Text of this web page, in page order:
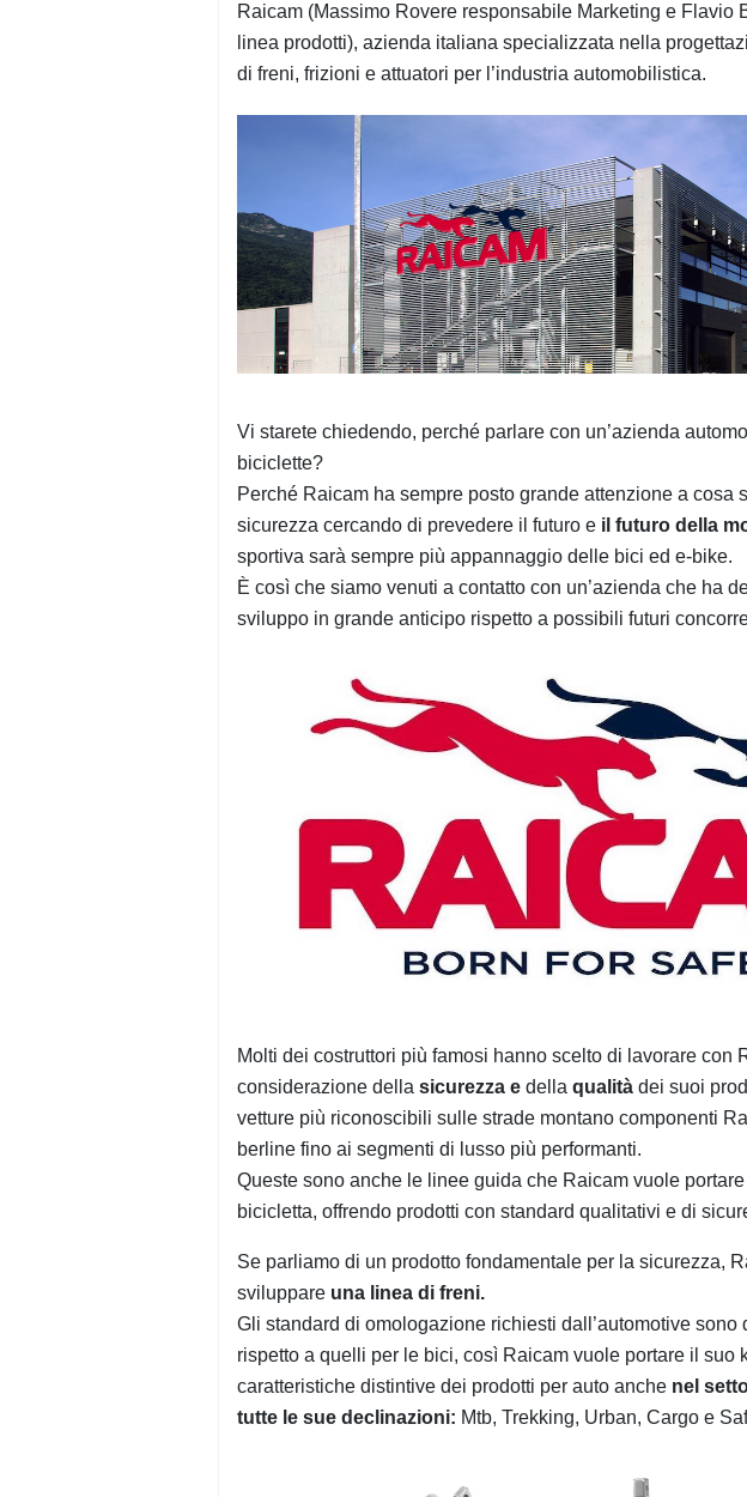
Raicam (Massimo Rovere responsabile Marketing e Flavio
linea prodotti), azienda italiana specializzata nella
di freni, frizioni e attuatori per l’industria automobilistica.
Vi starete chiedendo, perché parlare con un’azienda
biciclette?
Perché Raicam ha sempre posto grande attenzione a cosa
sicurezza cercando di prevedere il futuro e il futuro della
sportiva sarà sempre più appannaggio delle bici ed e-bike.
È così che siamo venuti a contatto con un’azienda che ha
sviluppo in grande anticipo rispetto a possibili futuri
Molti dei costruttori più famosi hanno scelto di lavorare con
considerazione della sicurezza e della qualità dei suoi
vetture più riconoscibili sulle strade montano componenti
berline fino ai segmenti di lusso più performanti.
Queste sono anche le linee guida che Raicam vuole
bicicletta, offrendo prodotti con standard qualitativi e di
Se parliamo di un prodotto fondamentale per la sicurezza,
sviluppare una linea di freni.
Gli standard di omologazione richiesti dall’automotive sono
rispetto a quelli per le bici, così Raicam vuole portare il suo
caratteristiche distintive dei prodotti per auto anche nel
tutte le sue declinazioni: Mtb, Trekking, Urban, Cargo e